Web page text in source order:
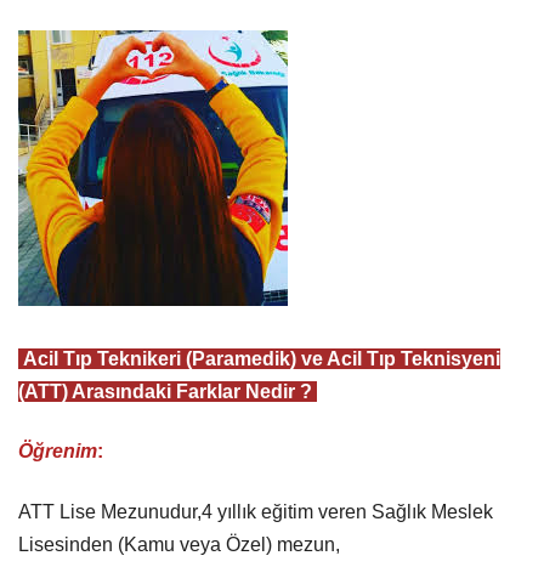
Acil Tıp Teknikeri (Paramedik) ve Acil Tıp Teknisyeni
(ATT) Arasındaki Farklar Nedir ?
Öğrenim:
ATT Lise Mezunudur,4 yıllık eğitim veren Sağlık Meslek
Lisesinden (Kamu veya Özel) mezun,